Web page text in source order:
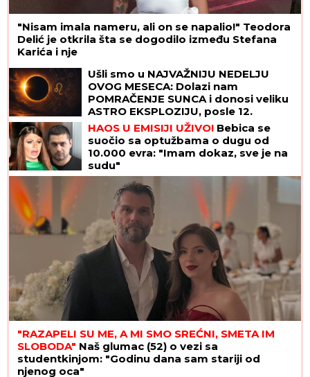
"Nisam imala nameru, ali on se napalio!" Teodora
Delić je otkrila šta se dogodilo između Stefana
Karića i nje
Ušli smo u NAJVAŽNIJU NEDELJU
OVOG MESECA: Dolazi nam
POMRAČENJE SUNCA i donosi veliku
ASTRO EKSPLOZIJU, posle 12.
avgusta više NIŠTA NEĆE BITI ISTO
HAOS U EMISIJI UŽIVO! Bebica se
suočio sa optužbama o dugu od
10.000 evra: "Imam dokaz, sve je na
sudu"
"RAZAPELI SU ME, A MI SMO SREĆNI, SMETA IM
SLOBODA" Naš glumac (52) o vezi sa
studentkinjom: "Godinu dana sam stariji od
njenog oca"